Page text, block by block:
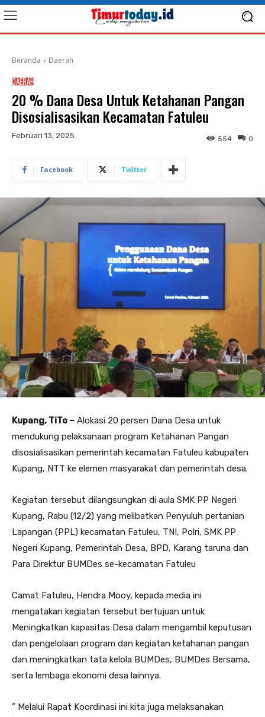
Beranda Daerah
DAERAH
20 % Dana Desa Untuk Ketahanan Pangan
Disosialisasikan Kecamatan Fatuleu
Februari 13, 2025 0
554
Facebook Twitter
Kupang, TiTo – Alokasi 20 persen Dana Desa untuk
mendukung pelaksanaan program Ketahanan Pangan
disosialisasikan pemerintah kecamatan Fatuleu kabupaten
Kupang, NTT ke elemen masyarakat dan pemerintah desa.
Kegiatan tersebut dilangsungkan di aula SMK PP Negeri
Kupang, Rabu (12/2) yang melibatkan Penyuluh pertanian
Lapangan (PPL) kecamatan Fatuleu, TNI, Polri, SMK PP
Negeri Kupang, Pemerintah Desa, BPD, Karang taruna dan
Para Direktur BUMDes se-kecamatan Fatuleu
Camat Fatuleu, Hendra Mooy, kepada media ini
mengatakan kegiatan tersebut bertujuan untuk
Meningkatkan kapasitas Desa dalam mengambil keputusan
dan pengelolaan program dan kegiatan ketahanan pangan
dan meningkatkan tata kelola BUMDes, BUMDes Bersama,
serta lembaga ekonomi desa lainnya.
” Melalui Rapat Koordinasi ini kita juga melaksanakan